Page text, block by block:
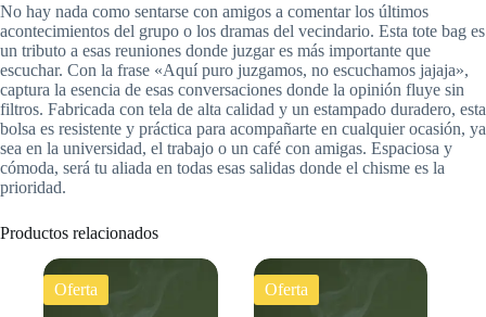
No hay nada como sentarse con amigos a comentar los últimos
acontecimientos del grupo o los dramas del vecindario. Esta tote bag es
un tributo a esas reuniones donde juzgar es más importante que
escuchar. Con la frase «Aquí puro juzgamos, no escuchamos jajaja»,
captura la esencia de esas conversaciones donde la opinión fluye sin
filtros. Fabricada con tela de alta calidad y un estampado duradero, esta
bolsa es resistente y práctica para acompañarte en cualquier ocasión, ya
sea en la universidad, el trabajo o un café con amigas. Espaciosa y
cómoda, será tu aliada en todas esas salidas donde el chisme es la
prioridad.
Productos relacionados
Oferta Oferta